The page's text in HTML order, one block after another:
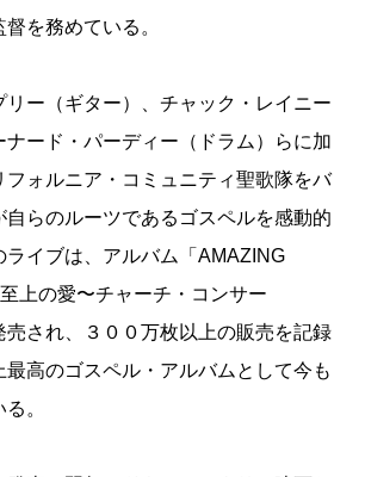
を務めている。
リー（ギター）、チャック・レイニー
ナード・パーディー（ドラム）らに加
フォルニア・コミュニティ聖歌隊をバ
自らのルーツであるゴスペルを感動的
ライブは、アルバム「AMAZING
上の愛〜チャーチ・コンサー
売され、３００万枚以上の販売を記録
最高のゴスペル・アルバムとして今も
。